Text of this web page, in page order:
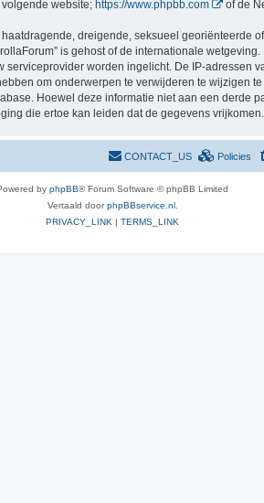
website; https://www.phpbb.com of de
dreigende, seksueel georiënteerde
is gehost of de internationale
worden ingelicht. De IP-adressen
om onderwerpen te verwijderen te wijzigen
Hoewel deze informatie niet aan een derde
die ertoe kan leiden dat de gegevens vrijkomen.
Policies
CONTACT_US
by phpBB® Forum Software © phpBB Limited
Vertaald doorphpBBservice.nl .
PRIVACY_LINK
TERMS_LINK